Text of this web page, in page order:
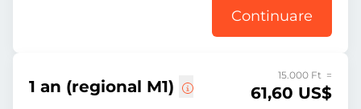
Continuare
1 an (regional M1)
15.000 Ft =
61,60 US$